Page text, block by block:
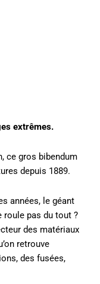
extrêmes.
ce gros bibendum
depuis 1889.
années, le géant
roule pas du tout ?
des matériaux
retrouve
des fusées,